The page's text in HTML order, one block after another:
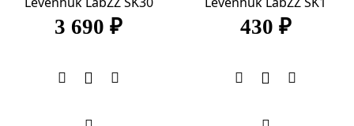
3 690 ₽ 430 ₽